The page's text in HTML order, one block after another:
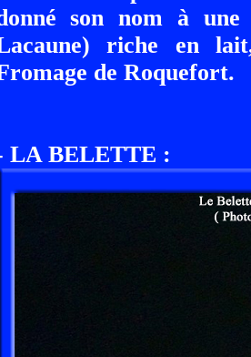
son nom à
riche en
de Roquefort.
LA BELETTE :